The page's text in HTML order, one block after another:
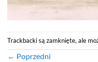
Trackbacki są zamknięte, ale
← Poprzedni